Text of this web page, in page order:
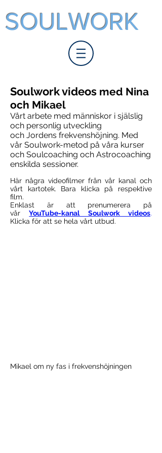
SOULWORK
Soulwork videos med Nina
och Mikael
Vårt arbete med människor i själslig
och personlig utveckling
och Jordens frekvenshöjning. Med
vår Soulwork-metod på våra kurser
och Soulcoaching och Astrocoaching
enskilda sessioner.
Här några videofilmer från vår kanal och
vårt kartotek. Bara klicka på respektive
film.
Enklast är att prenumerera på
vårYouTube-kanal Soulwork videos.
Klicka för att se hela vårt utbud.
Mikael om ny fas i frekvenshöjningen